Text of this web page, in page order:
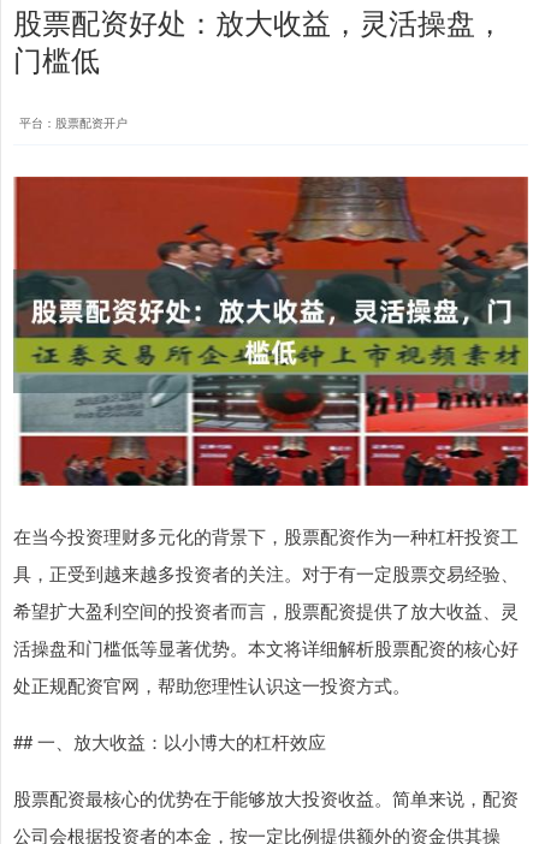
股票配资好处：放大收益，灵活操盘，
门槛低
平台：股票配资开户
在当今投资理财多元化的背景下，股票配资作为一种杠杆投资工
具，正受到越来越多投资者的关注。对于有一定股票交易经验、
希望扩大盈利空间的投资者而言，股票配资提供了放大收益、灵
活操盘和门槛低等显著优势。本文将详细解析股票配资的核心好
处正规配资官网，帮助您理性认识这一投资方式。
## 一、放大收益：以小博大的杠杆效应
股票配资最核心的优势在于能够放大投资收益。简单来说，配资
公司会根据投资者的本金，按一定比例提供额外的资金供其操